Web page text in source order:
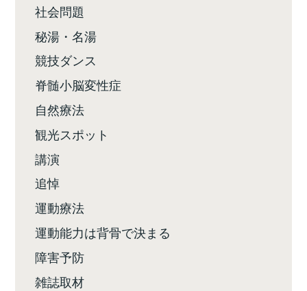
社会問題
秘湯・名湯
競技ダンス
脊髄小脳変性症
自然療法
観光スポット
講演
追悼
運動療法
運動能力は背骨で決まる
障害予防
雑誌取材